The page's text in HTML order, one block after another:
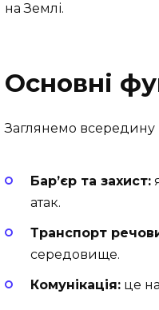
на Землі.
Основні
Заглянемо всередину
Бар’єр та захист:
атак.
Транспорт
середовище.
Комунікація: це